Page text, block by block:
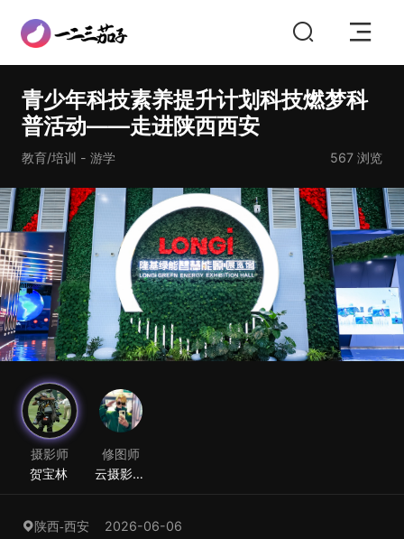
青少年科技素养提升计划科技燃梦科
普活动——走进陕西西安
教育/培训 - 游学 567 浏览
摄影师
贺宝林
修图师
云摄影修
陕西-西安 2026-06-06